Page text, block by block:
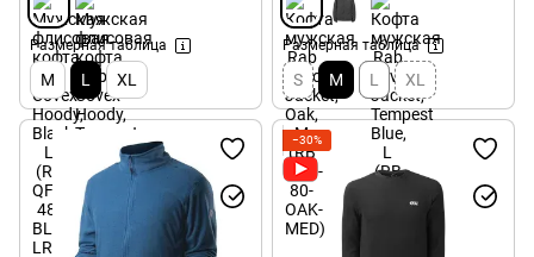
Размерная таблица
M L XL
Размерная таблица
S M L XL
−30%